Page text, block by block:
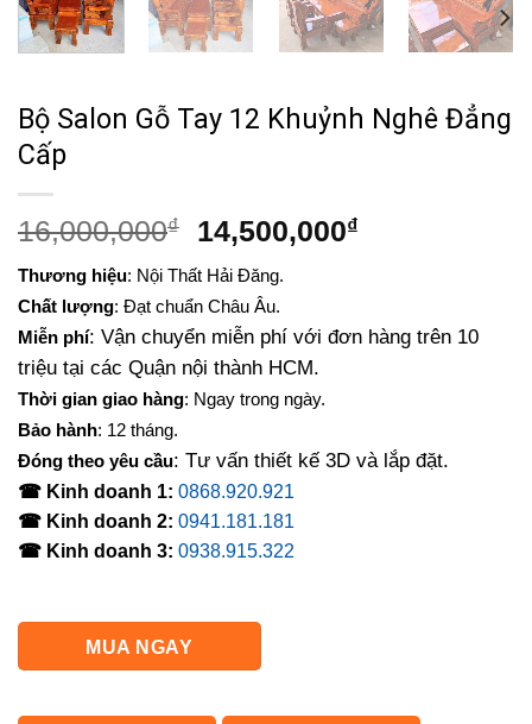
Bộ Salon Gỗ Tay 12 Khuỷnh Nghê Đẳng
Cấp
16,000,000₫
Giá
gốc
là:
16,000,000₫.
14,500,000₫Giá
14,500,000₫.
Thương hiệu: Nội Thất Hải Đăng.
Chất lượng: Đạt chuẩn Châu Âu.
Miễn phí: Vận chuyển miễn phí với đơn hàng trên 10
triệu tại các Quận nội thành HCM.
Thời gian giao hàng: Ngay trong ngày.
Bảo hành: 12 tháng.
Đóng theo yêu cầu: Tư vấn thiết kế 3D và lắp đặt.
☎ Kinh doanh 1: 0868.920.921
☎ Kinh doanh 2: 0941.181.181
☎ Kinh doanh 3: 0938.915.322
MUA NGAY